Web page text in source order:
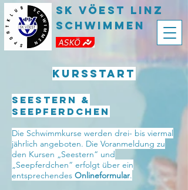
SK VÖEST LInz
Schwimmen
Kursstart
Seestern &
Seepferdchen
Die Schwimmkurse werden drei- bis viermal
jährlich angeboten. Die Voranmeldung zu
den Kursen „Seestern“ und
„Seepferdchen“ erfolgt über ein
entsprechendes Onlineformular.